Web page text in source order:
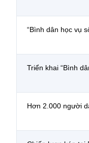
“Bình dân học vụ
Triển khai “Bình
Hơn 2.000 người